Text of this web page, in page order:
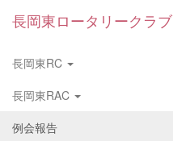
長岡東ロータリークラブ
長岡東RC
長岡東RAC
例会報告